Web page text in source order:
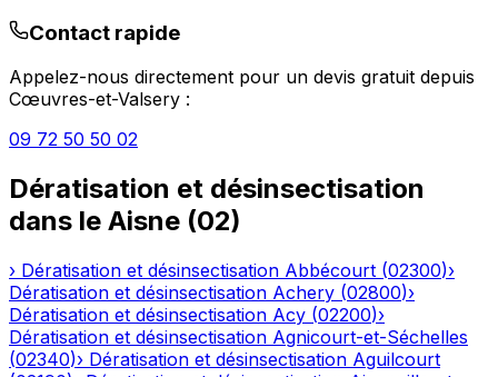
Contact rapide
Appelez-nous directement pour un devis gratuit depuis
Cœuvres-et-Valsery :
09 72 50 50 02
Dératisation et désinsectisation
dans le Aisne (02)
› Dératisation et désinsectisation Abbécourt (02300)›
Dératisation et désinsectisation Achery (02800)›
Dératisation et désinsectisation Acy (02200)›
Dératisation et désinsectisation Agnicourt-et-Séchelles
(02340)› Dératisation et désinsectisation Aguilcourt